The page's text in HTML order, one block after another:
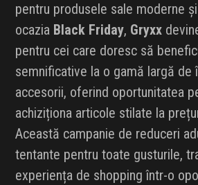
pentru produsele sale moderne
ocazia Black Friday, Gryxx
pentru cei care doresc să
semnificative la o gamă largă de
accesorii, oferind oportunitatea
achiziționa articole stilate la
Această campanie de reduceri
tentante pentru toate gusturile,
experiența de shopping într-o